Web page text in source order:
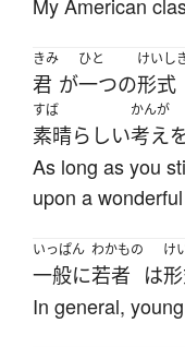
きみ
君 が
ひと
一つの
けいし
形式
すば
素晴らしい
かんが
考え
As long as you
upon a
いっぱん
一般に
わかもの
若者 は
け
In general,